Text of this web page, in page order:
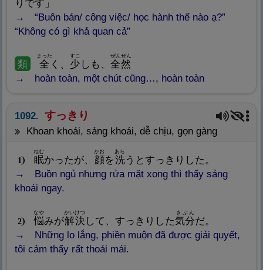
hành vi
Nghĩa: Cố sức, cố gắng, siêng
năng
りです」
“Buôn bán/ công việc/ học hành thế nào ạ?”
“Không có gì khả quan cả”
類 全
まった
く、 少
すこ
しも、 全然
ぜんぜん
hoàn toàn, một chút cũng…, hoàn toàn
1092. すっきり
khoan khoái, sảng khoái, dễ chịu, gọn gàng
1 眠
ねむ
かったが、 顔
かお
を洗
あら
うとすっきりした。
Buồn ngủ nhưng rửa mặt xong thì thấy sảng
khoái ngay.
2 悩
なや
みが解
Nghĩa: Tháo gỡ, giải thích, giải
決
かいけつ
して、すっきりした気分
きぶん
だ。
Những lo lắng, phiền muộn đã được giải quyết,
tôi cảm thấy rất thoải mái.